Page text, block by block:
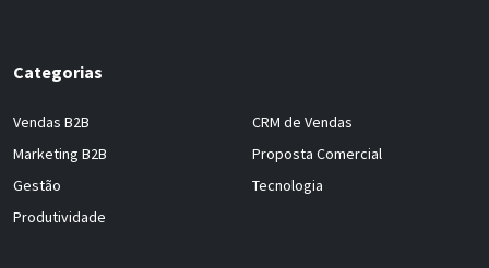
Categorias
Vendas B2B
Marketing B2B
Gestão
Produtividade
CRM de Vendas
Proposta Comercial
Tecnologia